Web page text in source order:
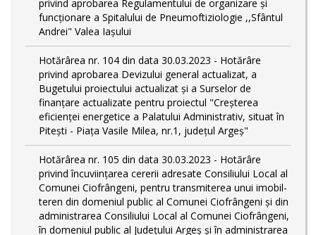
privind aprobarea Regulamentului de organizare și
funcționare a Spitalului de Pneumoftiziologie ,,Sfântul
Andrei" Valea Iașului
Hotărârea nr. 104 din data 30.03.2023 - Hotărâre
privind aprobarea Devizului general actualizat, a
Bugetului proiectului actualizat și a Surselor de
finanțare actualizate pentru proiectul "Creşterea
eficienţei energetice a Palatului Administrativ, situat în
Piteşti - Piaţa Vasile Milea, nr.1, judeţul Argeş"
Hotărârea nr. 105 din data 30.03.2023 - Hotărâre
privind încuviințarea cererii adresate Consiliului Local al
Comunei Ciofrângeni, pentru transmiterea unui imobil-
teren din domeniul public al Comunei Ciofrângeni și din
administrarea Consiliului Local al Comunei Ciofrângeni,
în domeniul public al Județului Argeș și în administrarea